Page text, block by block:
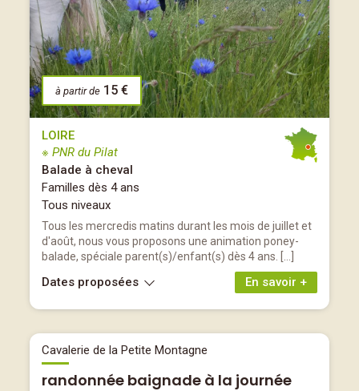
à partir de 15 €
LOIRE
※ PNR du Pilat
Balade à cheval
Familles dès 4 ans
Tous niveaux
Tous les mercredis matins durant les mois de juillet et
d'août, nous vous proposons une animation poney-
balade, spéciale parent(s)/enfant(s) dès 4 ans. […]
En savoir +
Dates proposées
Cavalerie de la Petite Montagne
randonnée baignade à la journée